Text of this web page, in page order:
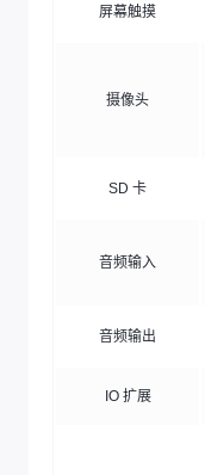
屏幕触摸
摄像头
SD 卡
音频输入
音频输出
IO 扩展